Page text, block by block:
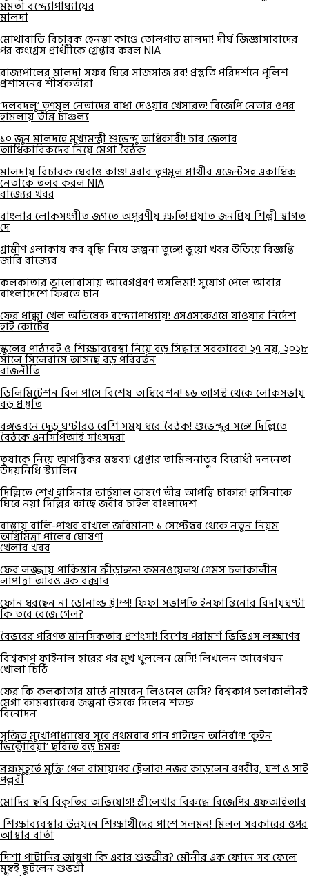
মমতা বন্দ্যোপাধ্যায়ের
মালদা
মোথাবাড়ি বিচারক হেনস্তা কাণ্ডে তোলপাড় মালদা! দীর্ঘ জিজ্ঞাসাবাদের
পর কংগ্রেস প্রার্থীীকে গ্রেপ্তার করল NIA
রাজ্যপালের মালদা সফর ঘিরে সাজসাজ রব! প্রস্তুতি পরিদর্শনে পুলিশ
প্রশাসনের শীর্ষকর্তারা
‘দলবদলু’ তৃণমূল নেতাদের বাধা দেওয়ার খেসারত! বিজেপি নেতার ওপর
হামলায় তীব্র চাঞ্চল্য
১০ জুন মালদহে মুখ্যমন্ত্রী শুভেন্দু অধিকারী! চার জেলার
আধিকারিকদের নিয়ে মেগা বৈঠক
মালদায় বিচারক ঘেরাও কাণ্ড! এবার তৃণমূল প্রার্থীর এজেন্টসহ একাধিক
নেতাকে তলব করল NIA
রাজ্যের খবর
বাংলার লোকসংগীত জগতে অপূরণীয় ক্ষতি! প্রয়াত জনপ্রিয় শিল্পী স্বাগত
দে
গ্রামীণ এলাকায় কর বৃদ্ধি নিয়ে জল্পনা তুঙ্গে! ভুয়ো খবর উড়িয়ে বিজ্ঞপ্তি
জারি রাজ্যের
কলকাতার ভালোবাসায় আবেগপ্রবণ তসলিমা! সুযোগ পেলে আবার
বাংলাদেশে ফিরতে চান
ফের ধাক্কা খেল অভিষেক বন্দ্যোপাধ্যায়! এসএসকেএমে যাওয়ার নির্দেশ
হাই কোর্টের
স্কুলের পাঠ্যবই ও শিক্ষাব্যবস্থা নিয়ে বড় সিদ্ধান্ত সরকারের! ২৭ নয়, ২০২৮
সালে সিলেবাসে আসছে বড় পরিবর্তন
রাজনীতি
ডিলিমিটেশন বিল পাসে বিশেষ অধিবেশন! ১৬ আগস্ট থেকে লোকসভায়
বড় প্রস্তুতি
বঙ্গভবনে দেড় ঘণ্টারও বেশি সময় ধরে বৈঠক! শুভেন্দুর সঙ্গে দিল্লিতে
বৈঠকে এনসিপিআই সাংসদরা
তৃষাকে নিয়ে আপত্তিকর মন্তব্য! গ্রেপ্তার তামিলনাড়ুর বিরোধী দলনেতা
উদয়নিধি স্ট্যালিন
দিল্লিতে শেখ হাসিনার ভার্চুয়াল ভাষণে তীব্র আপত্তি ঢাকার! হাসিনাকে
ঘিরে নয়া দিল্লির কাছে জবাব চাইল বাংলাদেশ
রাস্তায় বালি-পাথর রাখলে জরিমানা! ১ সেপ্টেম্বর থেকে নতুন নিয়ম
অগ্নিমিত্রা পালের ঘোষণা
খেলার খবর
ফের লজ্জায় পাকিস্তান ক্রীড়াঙ্গন! কমনওয়েলথ গেমস চলাকালীন
লাপাত্তা আরও এক বক্সার
ফোন ধরছেন না ডোনাল্ড ট্রাম্প! ফিফা সভাপতি ইনফান্তিনোর বিদায়ঘণ্টা
কি তবে বেজে গেল?
বৈভবের পরিণত মানসিকতার প্রশংসা! বিশেষ পরামর্শ ভিভিএস লক্ষ্মণের
বিশ্বকাপ ফাইনাল হারের পর মুখ খুললেন মেসি! লিখলেন আবেগঘন
খোলা চিঠি
ফের কি কলকাতার মাঠে নামবেন লিওনেল মেসি? বিশ্বকাপ চলাকালীনই
মেগা কামব্যাকের জল্পনা উসকে দিলেন শতদ্রু
বিনোদন
সৃজিত মুখোপাধ্যায়ের সুরে প্রথমবার গান গাইছেন অনির্বাণ! ‘কুইন
ভিক্টোরিয়া’ ছবিতে বড় চমক
ব্রহ্মমুহূর্তে মুক্তি পেল রামায়ণের ট্রেলার! নজর কাড়লেন রণবীর, যশ ও সাই
পল্লবী
মোদির ছবি বিকৃতির অভিযোগ! শ্রীলেখার বিরুদ্ধে বিজেপির এফআইআর
শিক্ষাব্যবস্থার উন্নয়নে শিক্ষার্থীদের পাশে সলমন! মিলল সরকারের ওপর
আস্থার বার্তা
দিশা পাটানির জায়গা কি এবার শুভশ্রীর? মৌনীর এক ফোনে সব ফেলে
মুম্বই ছুটলেন শুভশ্রী